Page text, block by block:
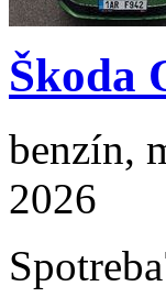
Škoda
benzín,
2026
Spotreba